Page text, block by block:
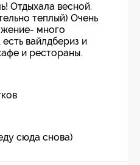
Отдыхала весной.
теплый) Очень
много
вайлдбериз и
и рестораны.
сюда снова)